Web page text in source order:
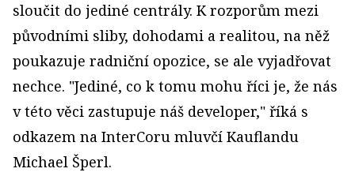
sloučit do jediné centrály. K rozporům mezi
původními sliby, dohodami a realitou, na něž
poukazuje radniční opozice, se ale vyjadřovat
nechce. "Jediné, co k tomu mohu říci je, že nás
v této věci zastupuje náš developer," říká s
odkazem na InterCoru mluvčí Kauflandu
Michael Šperl.